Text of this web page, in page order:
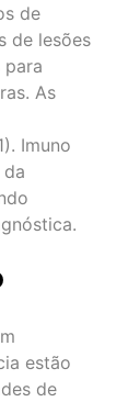
de
de lesões
As
Imuno
estão
de